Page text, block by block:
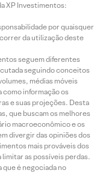
XP Investimentos:
por quaisquer
da utilização deste
seguem diferentes
seguindo conceitos
médias móveis
como informação os
e suas projeções. Desta
que buscam os melhores
macroeconômico e os
divergir das opiniões dos
mais prováveis dos
limitar as possíveis perdas.
que é negociada no